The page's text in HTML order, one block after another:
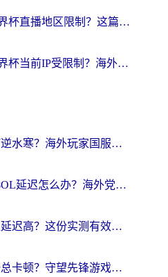
在韩国看B站世界杯直播地区限制？这篇指南让你告别“当前地区不可播放”
在越南看B站世界杯当前IP受限制？海外党体育观赛终极指南来了
国外可不可以打逆水寒？海外玩家国服畅玩终极指南（附漫威荒野乱斗加速方案）
在国外玩拳皇98OL延迟怎么办？海外党亲测有效的低延迟指南
国外打地铁逃生延迟高？这份实测有效的低延迟指南帮你吃鸡
海外玩守望先锋总卡顿？守望先锋游戏加速器在哪里买&避坑指南（附欧洲非洲游戏实测）